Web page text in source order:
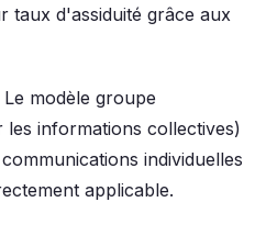
taux d'assiduité grâce aux
Le modèle groupe
informations collectives)
individuelles
applicable.